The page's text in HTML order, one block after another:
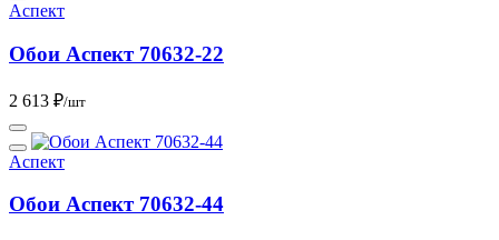
Аспект
Обои Аспект 70632-22
2 613 ₽/шт
Аспект
Обои Аспект 70632-44